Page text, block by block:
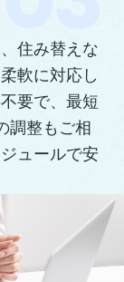
住み替えな
軟に対応し
要で、最短
調整もご相
ュールで安